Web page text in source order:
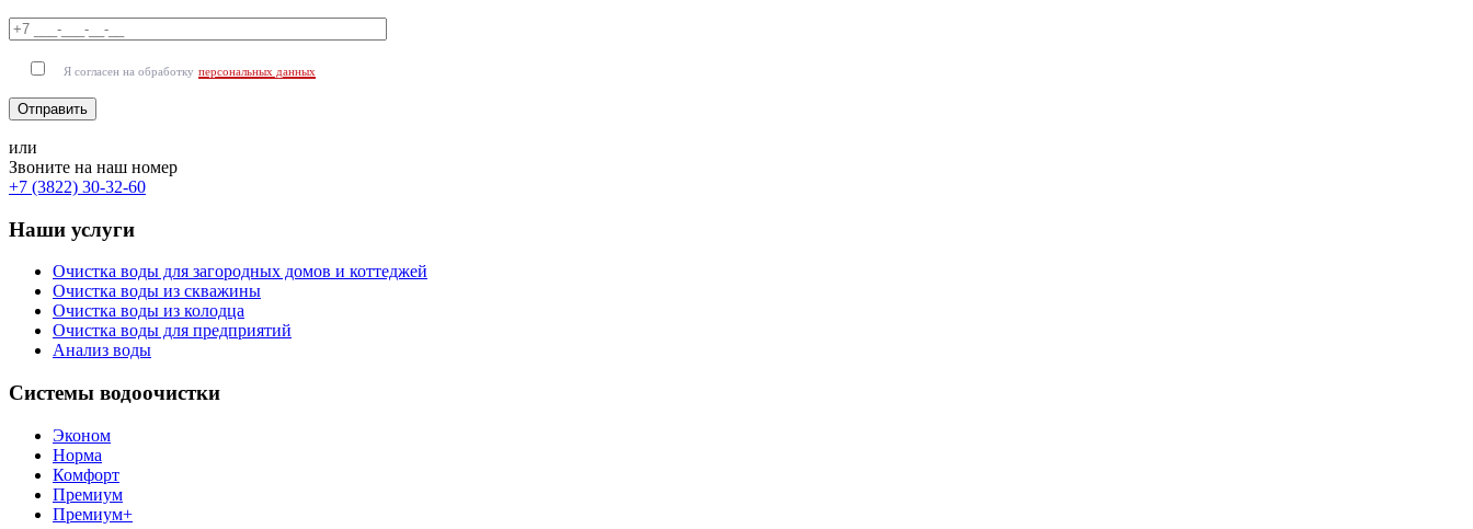
Я согласен на обработку персональных данных
или
Звоните на наш номер
+7 (3822) 30-32-60
Наши услуги
Очистка воды для загородных домов и коттеджей
Очистка воды из скважины
Очистка воды из колодца
Очистка воды для предприятий
Анализ воды
Системы водоочистки
Эконом
Норма
Комфорт
Премиум
Премиум+